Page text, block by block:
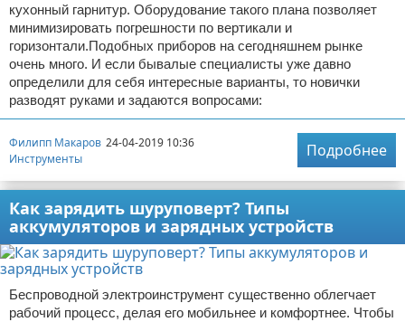
кухонный гарнитур. Оборудование такого плана позволяет
минимизировать погрешности по вертикали и
горизонтали.Подобных приборов на сегодняшнем рынке
очень много. И если бывалые специалисты уже давно
определили для себя интересные варианты, то новички
разводят руками и задаются вопросами:
Филипп Макаров 24-04-2019 10:36
Инструменты
Подробнее
Как зарядить шуруповерт? Типы
аккумуляторов и зарядных устройств
Беспроводной электроинструмент существенно облегчает
рабочий процесс, делая его мобильнее и комфортнее. Чтобы